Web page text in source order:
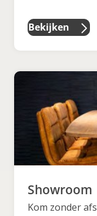
Bekijken
Showroom
Kom zonder